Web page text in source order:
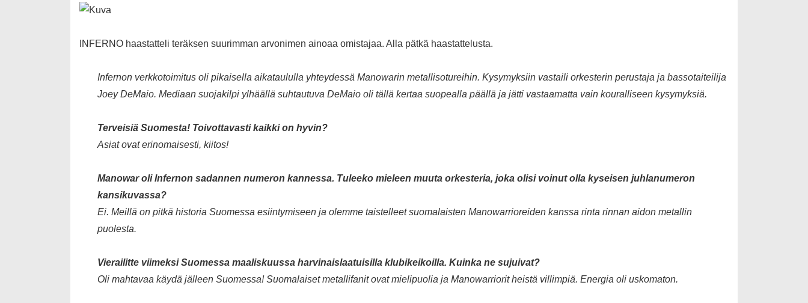
INFERNO haastatteli teräksen suurimman arvonimen ainoaa omistajaa. Alla pätkä haastattelusta.
Infernon verkkotoimitus oli pikaisella aikataululla yhteydessä Manowarin metallisotureihin. Kysymyksiin vastaili orkesterin perustaja ja bassotaiteilija
Joey DeMaio. Mediaan suojakilpi ylhäällä suhtautuva DeMaio oli tällä kertaa suopealla päällä ja jätti vastaamatta vain kouralliseen kysymyksiä.
Terveisiä Suomesta! Toivottavasti kaikki on hyvin?
Asiat ovat erinomaisesti, kiitos!
Manowar oli Infernon sadannen numeron kannessa. Tuleeko mieleen muuta orkesteria, joka olisi voinut olla kyseisen juhlanumeron
kansikuvassa?
Ei. Meillä on pitkä historia Suomessa esiintymiseen ja olemme taistelleet suomalaisten Manowarrioreiden kanssa rinta rinnan aidon metallin
puolesta.
Vierailitte viimeksi Suomessa maaliskuussa harvinaislaatuisilla klubikeikoilla. Kuinka ne sujuivat?
Oli mahtavaa käydä jälleen Suomessa! Suomalaiset metallifanit ovat mielipuolia ja Manowarriorit heistä villimpiä. Energia oli uskomaton.